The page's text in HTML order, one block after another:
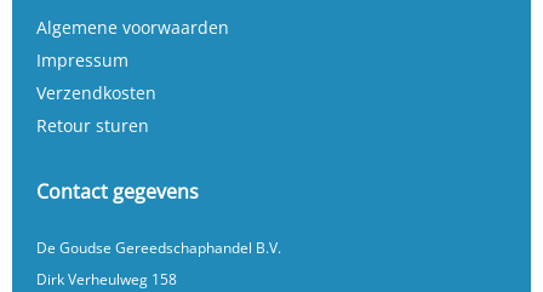
Algemene voorwaarden
Impressum
Verzendkosten
Retour sturen
Contact gegevens
De Goudse Gereedschaphandel B.V.
Dirk Verheulweg 158